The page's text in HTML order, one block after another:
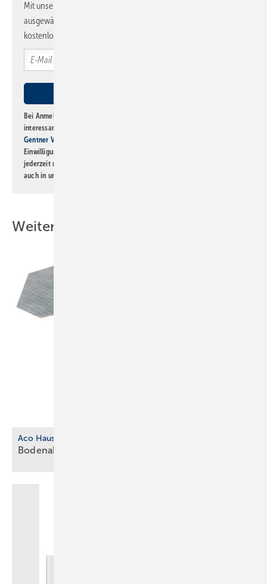
Mit unserem Newsletter erhalten Sie regelmäßig von uns
ausgewählte Informationen und Neuigkeiten, gebündelt und
kostenlos direkt ins Postfach.
Bei Anmeldung zu diesem Newsletter bin ich damit einverstanden, über
interessante Verlags- und Online-Angebote
Gentner Verlag GmbH & Co. KG
Einwilligung kann ich jederzeit widerrufen und eine Abmeldung ist
jederzeit möglich. Informationen zum Umgang mit Daten finden Sie
auch in unserer
Weitere Inhalte
Aco Haustechnik
Bodenablauf aus biobasiertem